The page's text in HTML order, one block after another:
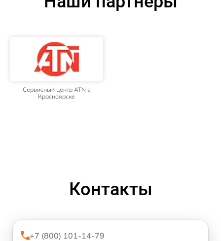
Сервисный центр ATN в
Красноярске
Контакты
+7 (800) 101-14-79